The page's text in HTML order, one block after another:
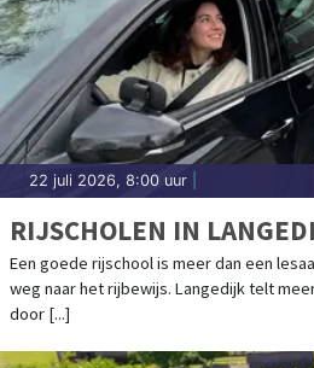
22 juli 2026, 8:00 uur
RIJSCHOLEN IN
Een goede rijschool is meer dan een
weg naar het rijbewijs. Langedijk telt
door [...]